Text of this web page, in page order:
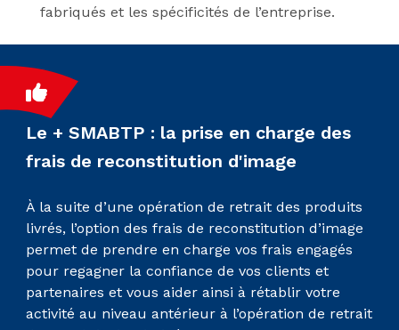
fabriqués et les spécificités de l’entreprise.
Le + SMABTP : la prise en charge des
frais de reconstitution d'image
À la suite d’une opération de retrait des produits
livrés, l’option des frais de reconstitution d’image
permet de prendre en charge vos frais engagés
pour regagner la confiance de vos clients et
partenaires et vous aider ainsi à rétablir votre
activité au niveau antérieur à l’opération de retrait